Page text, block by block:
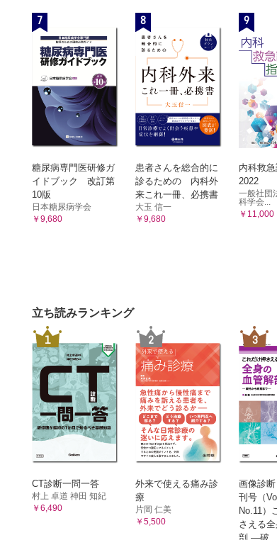
10.2 Ⅰ群薬（ナトリウムチャネル遮断薬）
10.3 Ⅱ群薬（交感神経β受容体遮断薬）
10.4 Ⅲ群薬（カリウムチャネル遮断薬）
10.5 Ⅳ群薬（カルシウムチャネル遮断薬）
10.6 その他
11 章 利尿薬
11.1 総論 （江木盛時）
11.2 ループ利尿薬 （廣津聡子）
11.3 炭酸脱水酵素阻害薬 （武田親宗）
11.4 浸透圧利尿薬 （宮尾真理子）
11.5 ヒト心房性ナトリウム利尿ペプチド （白
12.3 低分子ヘパリン （田村高廣，小川 覚）
12.4 プロタミン （田村高廣，小川 覚）
12.5 その他の抗凝固薬 （前田琢磨，小川
12.6 抗血小板薬 （岩崎夢大，小川 覚）
12.7 抗線溶薬 （吉井龍吾，小川 覚）
13章 ステロイド （中井俊宏，祖父江和哉）
13.1 総論
13.2 各論
14章 制吐剤
14.1 総論 （三好寛二，堤 保夫）
14.2 ドパミンD2受容体拮抗薬 （城戸健士郎，
14.3 5-HT3受容体拮抗薬 （里見志帆，三好寛
14.4 ステロイド （三好寛二，堤 保夫）
7
糖尿病専門医研修ガ
イドブック 改訂第
10版
日本糖尿病学会
￥9,680
8
患者さんを総合的に
診るための 内科外
来これ一冊、必携書
大玉 信一
￥9,680
9
内科救
2022
一般社団
科学会...
￥11,000
立ち読みランキング
1
CT診断一問一答
村上 卓道 神田 知紀
￥6,490
2
外来で使える痛み診
療
片岡 仁美
￥5,500
3
画像診
刊号（
No.11）
さえる
剖 ―破...